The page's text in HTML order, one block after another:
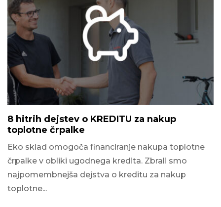
8 hitrih dejstev o KREDITU za nakup
toplotne črpalke
Eko sklad omogoča financiranje nakupa toplotne
črpalke v obliki ugodnega kredita. Zbrali smo
najpomembnejša dejstva o kreditu za nakup
toplotne...